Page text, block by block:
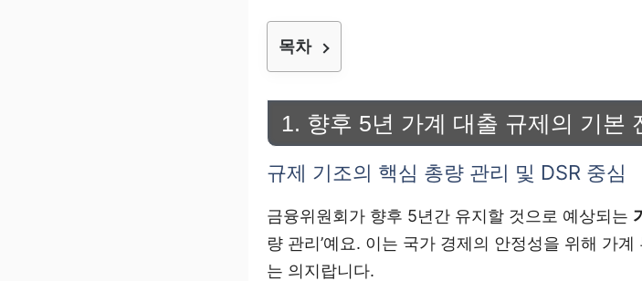
목차
1. 향후 5년 가계 대출 규제의 기본
규제 기조의 핵심 총량 관리 및 DSR 중심
금융위원회가 향후 5년간 유지할 것으로 예상되는
량 관리’예요. 이는 국가 경제의 안정성을 위해 가
는 의지랍니다.